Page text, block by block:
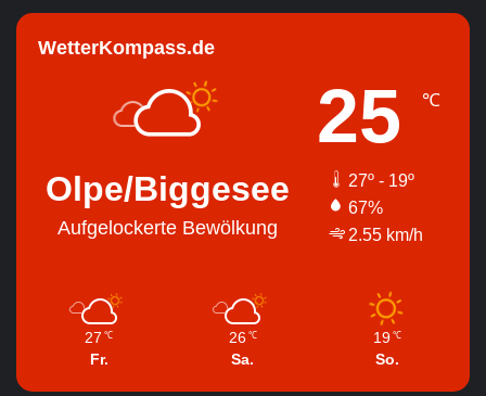
WetterKompass.de
Olpe/Biggesee
Aufgelockerte Bewölkung
25 ℃
27º - 19º
67%
2.55 km/h
27 ℃
Fr.
26 ℃
Sa.
19 ℃
So.